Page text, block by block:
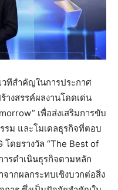
วทีสำคัญในการประกาศ
งสรรค์ผลงานโดดเด่น
เพื่อส่งเสริมการขับ
รม และโมเดลธุรกิจที่ตอบ
ดยรางวัล “The Best of
ารดำเนินธุรกิจตามหลัก
ากผลกระทบเชิงบวกต่อสิ่ง